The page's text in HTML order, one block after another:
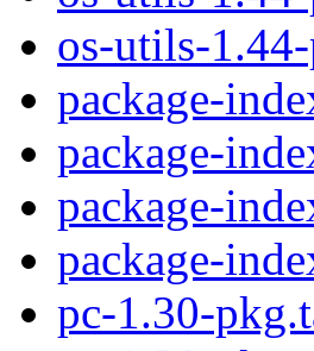
os-utils-
package-
package-
package-
package-
pc-1.30-